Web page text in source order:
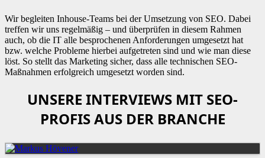
Wir begleiten Inhouse-Teams bei der Umsetzung von SEO. Dabei
treffen wir uns regelmäßig – und überprüfen in diesem Rahmen
auch, ob die IT alle besprochenen Anforderungen umgesetzt hat
bzw. welche Probleme hierbei aufgetreten sind und wie man diese
löst. So stellt das Marketing sicher, dass alle technischen SEO-
Maßnahmen erfolgreich umgesetzt worden sind.
UNSERE INTERVIEWS MIT SEO-
PROFIS AUS DER BRANCHE